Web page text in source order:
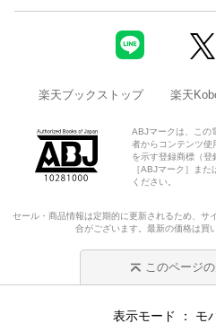
楽天ブックストップ 楽天
ABJマークは、この
者からコンテンツ使
を示す登録商標（
［ABJマーク］ま
ください。
セール・商品情報は定期的に更新されるため、サ
合がございます。最新の価格は買
このページ
表示モード モ